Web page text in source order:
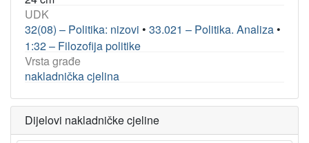
UDK
32(08) – Politika: nizovi • 33.021 – Politika. Analiza •
1:32 – Filozofija politike
Vrsta građe
nakladnička cjelina
Dijelovi nakladničke cjeline